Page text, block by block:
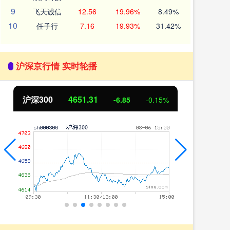
9 飞天诚信 12.56 19.96% 8.49%
10 任子行 7.16 19.93% 31.42%
沪深京行情 实时轮播
北证50 1122.88 3.42 0.30%